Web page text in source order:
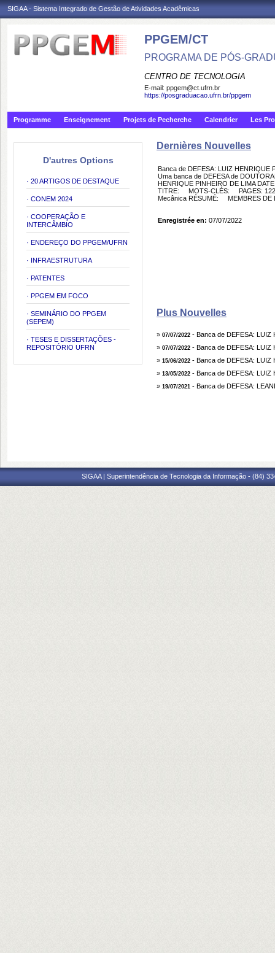
SIGAA - Sistema Integrado de Gestão de Atividades Acadêmicas
PPGEM/CT
PROGRAMA DE PÓS-
CENTRO DE TECNOLOGIA
E-mail: ppgem@ct.ufrn.br
https://posgraduacao.ufrn.br/ppgem
Programme Enseignement Projets de Pecherche Calendrier Les
D'autres Options
· 20 ARTIGOS DE DESTAQUE
· CONEM 2024
· COOPERAÇÃO E
INTERCÂMBIO
· ENDEREÇO DO PPGEM/UFRN
· INFRAESTRUTURA
· PATENTES
· PPGEM EM FOCO
· SEMINÁRIO DO PPGEM
(SEPEM)
· TESES E DISSERTAÇÕES -
REPOSITÓRIO UFRN
Dernières Nouvelles
Banca de DEFESA: LUIZ HENRIQUE
Uma banca de DEFESA de
HENRIQUE PINHEIRO DE LIMA
TITRE: MOTS-CLÉS: PAGES: 122
Mecânica RÉSUMÉ: MEMBRES DE
Enregistrée en: 07/07/2022
Plus Nouvelles
» 07/07/2022 - Banca de DEFESA: LUIZ
» 07/07/2022 - Banca de DEFESA: LUIZ
» 15/06/2022 - Banca de DEFESA: LUIZ
» 13/05/2022 - Banca de DEFESA: LUIZ
» 19/07/2021 - Banca de DEFESA:
SIGAA | Superintendência de Tecnologia da Informação - (84)